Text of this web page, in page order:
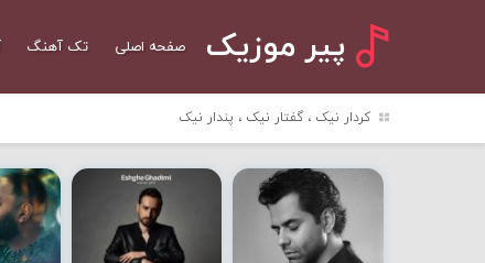
پیر موزیک صفحه اصلی تک آهنگ
کردار نیک ، گفتار نیک ، پندار نیک